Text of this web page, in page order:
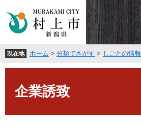
頭
で
飛
ば
現在地 ホーム > 分類でさがす > しごとの情報
企業誘致